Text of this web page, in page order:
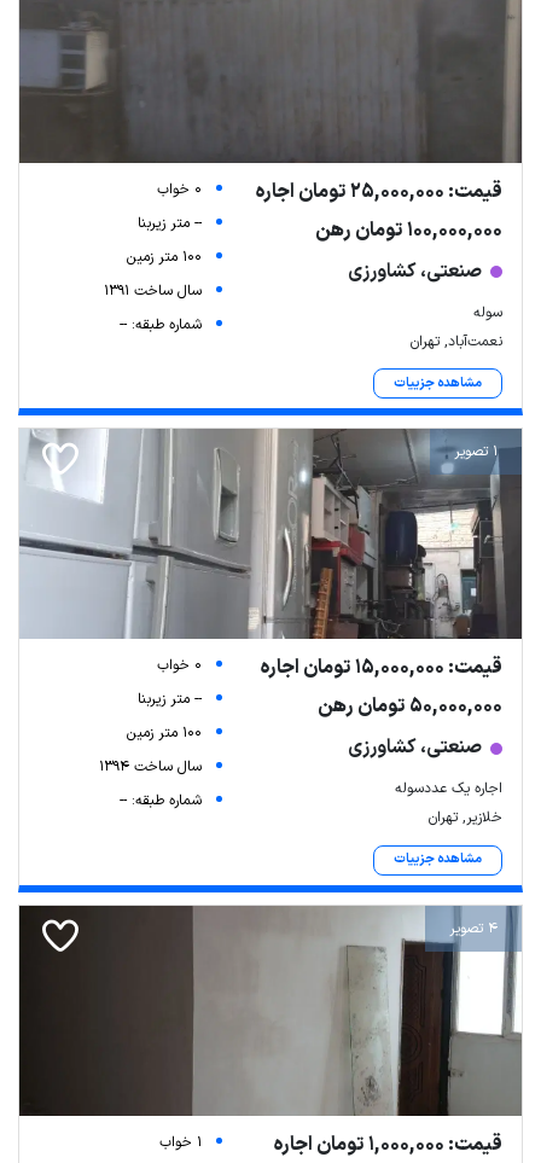
قیمت: 25,000,000 تومان اجاره
100,000,000 تومان رهن
صنعتی، کشاورزی
سوله
نعمت‌آباد, تهران
مشاهده جزییات
0 خواب
-- متر زیربنا
100 متر زمین
سال ساخت 1391
شماره طبقه: --
1 تصویر
قیمت: 15,000,000 تومان اجاره
50,000,000 تومان رهن
صنعتی، کشاورزی
اجاره یک عددسوله
خلازیر, تهران
مشاهده جزییات
0 خواب
-- متر زیربنا
100 متر زمین
سال ساخت 1394
شماره طبقه: --
4 تصویر
قیمت: 1,000,000 تومان اجاره
1 خواب